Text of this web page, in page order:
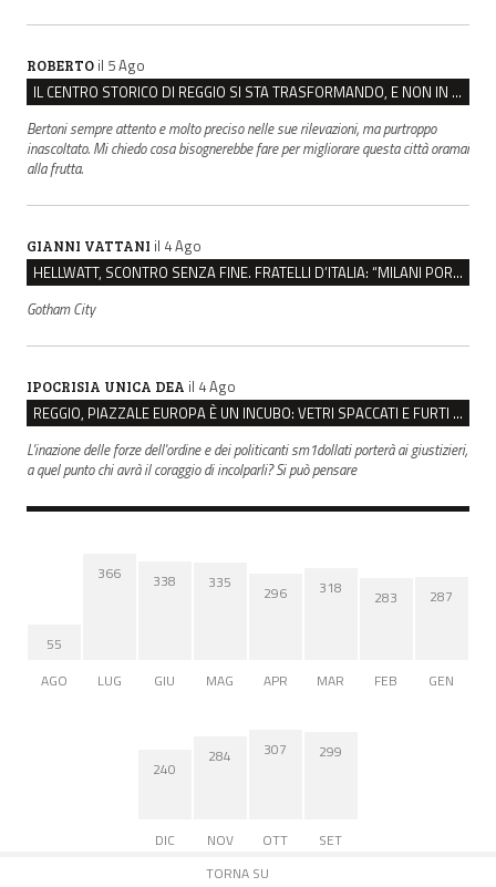
ROBERTO il 5 Ago
IL CENTRO STORICO DI REGGIO SI STA TRASFORMANDO, E NON IN MEGLIO
Bertoni sempre attento e molto preciso nelle sue rilevazioni, ma purtroppo
inascoltato. Mi chiedo cosa bisognerebbe fare per migliorare questa città oramai
alla frutta.
GIANNI VATTANI il 4 Ago
HELLWATT, SCONTRO SENZA FINE. FRATELLI D’ITALIA: “MILANI PORTA DOCUMENTI, DE FRANCO INSULTI”
Gotham City
IPOCRISIA UNICA DEA il 4 Ago
REGGIO, PIAZZALE EUROPA È UN INCUBO: VETRI SPACCATI E FURTI SULLE AUTO IN SOSTA
L'inazione delle forze dell'ordine e dei politicanti sm1dollati porterà ai giustizieri,
a quel punto chi avrà il coraggio di incolparli? Si può pensare
55
AGO
366
LUG
338
GIU
335
MAG
296
APR
318
MAR
283
FEB
287
GEN
240
DIC
284
NOV
307
OTT
299
SET
TORNA SU